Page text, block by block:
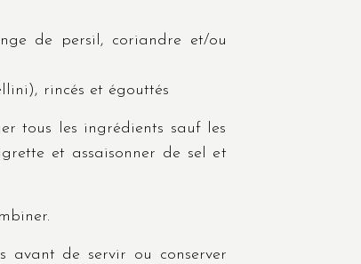
de persil, coriandre et/ou
rincés et égouttés
tous les ingrédients sauf les
et assaisonner de sel et
avant de servir ou conserver